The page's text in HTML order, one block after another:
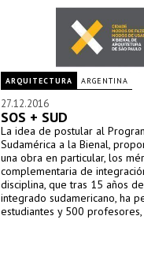
ARQUITECTURA ARGENTINA
27.12.2016
SOS + SUD
La idea de postular al
Sudamérica a la Bienal,
una obra en particular, los
complementaria de
disciplina, que tras 15 años
integrado sudamericano, ha
estudiantes y 500